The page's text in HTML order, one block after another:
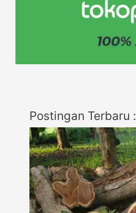
Postingan Terbaru :